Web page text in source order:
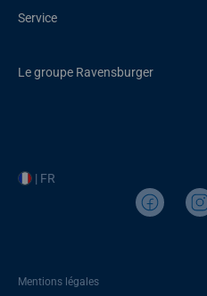
Service
Le groupe Ravensburger
| FR
Mentions légales